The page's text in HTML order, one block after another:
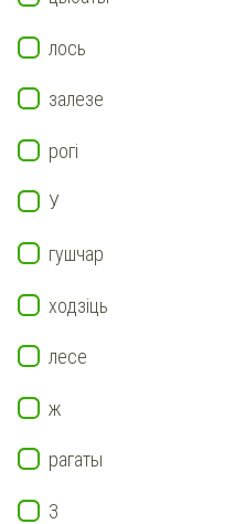
лось
залезе
рогі
У
гушчар
ходзіць
лесе
ж
рагаты
З